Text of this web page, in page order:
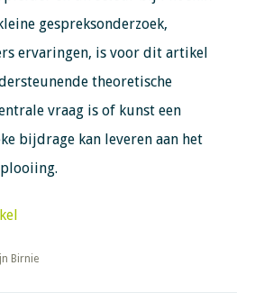
gespreksonderzoek,
ervaringen, is voor dit artikel
theoretische
vraag is of kunst een
bijdrage kan leveren aan het
Birnie